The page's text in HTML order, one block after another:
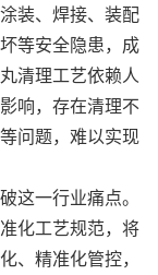
装、焊接、装配
等安全隐患，成
清理工艺依赖人
响，存在清理不
问题，难以实现
这一行业痛点。
化工艺规范，将
、精准化管控，